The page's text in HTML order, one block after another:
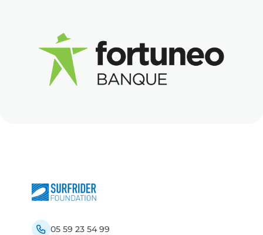
05 59 23 54 99